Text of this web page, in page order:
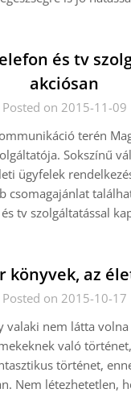
és tv
akciósan
Posted on 2015-11-09
terén
Sokszínű
ügyfelek
csomagajánlat
tv szolgáltatással
könyvek, az
Posted on 2015-10-17
valaki nem látta volna
való
történet,
Nem létezhetetlen,